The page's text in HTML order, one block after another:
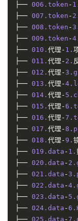
├── 006. token -
├── 007. token -
├── 008. token -
├── 009. token -
├── 010. 代理- 1.
├── 011. 代理- 2.
├── 012. 代理-3.
├── 013. 代理-4.
├── 014. 代理- 5.
├── 015. 代理-6.
├── 016. 代理-7.
├── 017. 代理-8.
├── 018. 代理-9.
├── 019. data - 1.
├── 020. data - 2.
├── 021. data -3.
├── 022. data -4.
├── 023. data - 5.
├── 024. data -6.
├── 025. data -7.